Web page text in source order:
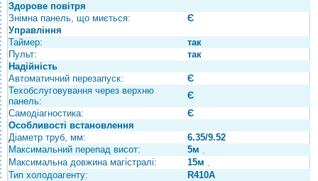
Здорове повітря
Знімна панель, що миється:
Є
Управління
Таймер:
так
Пульт:
так
Надійність
Автоматичний перезапуск:
Є
Техобслуговування через верхню
панель:
Є
Самодіагностика:
Є
Особливості встановлення
Діаметр труб, мм:
6.35/9.52
Максимальний перепад висот:
5м .
Максимальна довжина магістралі:
15м .
Тип холодоагенту:
R410A